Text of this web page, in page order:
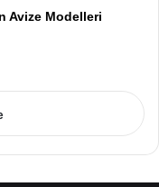
Avize Modelleri